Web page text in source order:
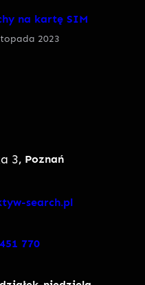
na kartę SIM
2023
3, Poznań
search.pl
770